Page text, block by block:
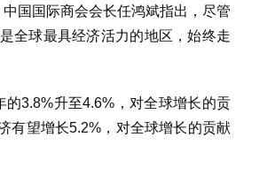
国国际商会会长任鸿斌指出，尽管
全球最具经济活力的地区，始终走
3.8%升至4.6%，对全球增长的贡
有望增长5.2%，对全球增长的贡献